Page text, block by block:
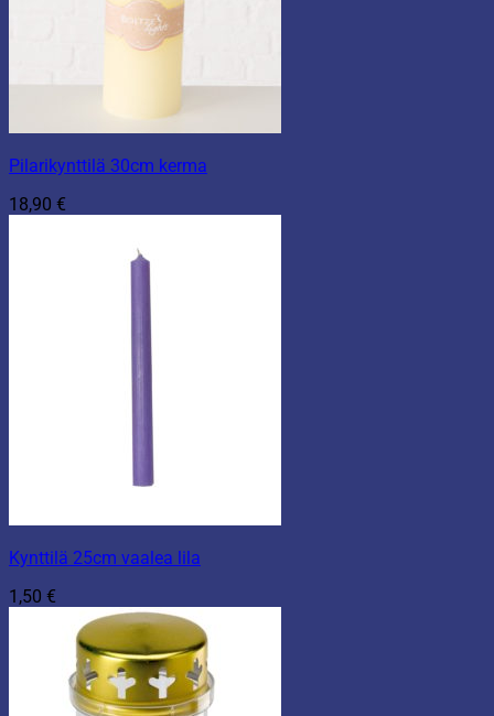
Pilarikynttilä 30cm kerma
18,90 €
Kynttilä 25cm vaalea lila
1,50 €